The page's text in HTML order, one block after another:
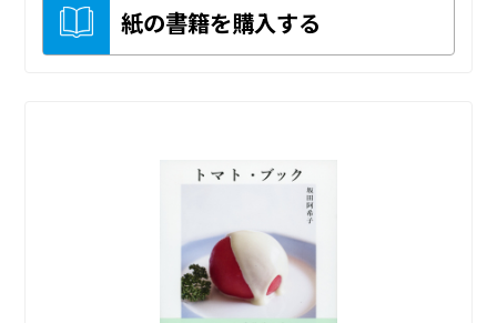
紙の書籍を購入する